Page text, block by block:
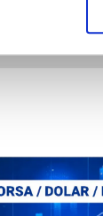
çerezlere
yer